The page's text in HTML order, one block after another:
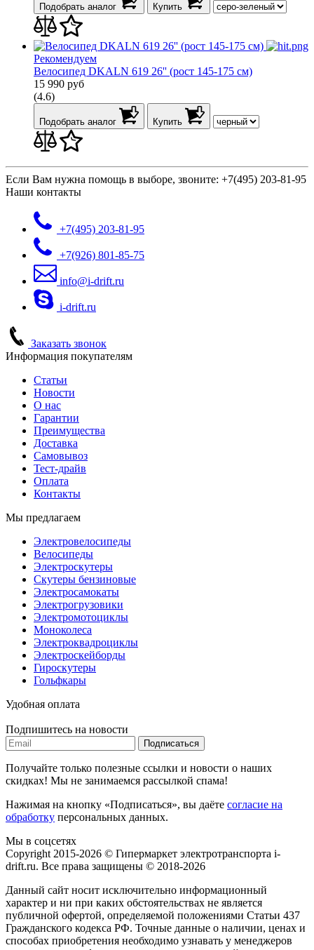
Подобрать аналог Купить
Рекомендуем
Велосипед DKALN 619 26'' (рост 145-175 см)
15 990 руб
(4.6)
Подобрать аналог Купить
Если Вам нужна помощь в выборе, звоните: +7(495) 203-81-95
Наши контакты
+7(495) 203-81-95
+7(926) 801-85-75
info@i-drift.ru
i-drift.ru
Заказать звонок
Информация покупателям
Статьи
Новости
О нас
Гарантии
Преимущества
Доставка
Самовывоз
Тест-драйв
Оплата
Контакты
Мы предлагаем
Электровелосипеды
Велосипеды
Электроскутеры
Скутеры бензиновые
Электросамокаты
Электрогрузовики
Электромотоциклы
Моноколеса
Электроквадроциклы
Электроскейборды
Гироскутеры
Гольфкары
Удобная оплата
Подпишитесь на новости
Подписаться
Получайте только полезные ссылки и новости о наших
скидках! Мы не занимаемся рассылкой спама!
Нажимая на кнопку «Подписаться», вы даёте согласие на
обработку персональных данных.
Мы в соцсетях
Copyright 2015-2026 © Гипермаркет электротранспорта i-
drift.ru. Все права защищены © 2018-2026
Данный сайт носит исключительно информационный
характер и ни при каких обстоятельствах не является
публичной офертой, определяемой положениями Статьи 437
Гражданского кодекса РФ. Точные данные о наличии, ценах и
способах приобретения необходимо узнавать у менеджеров